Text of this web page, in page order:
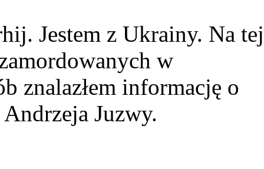
Jestem z Ukrainy. Na tej
w
znalazłem informację o
Juzwy.